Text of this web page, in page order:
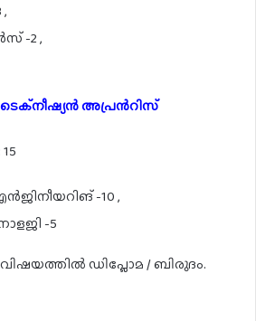
-2 ,
അപ്രൻറിസ്
-10 ,
-5
ഡിപ്ലോമ / ബിരുദം.